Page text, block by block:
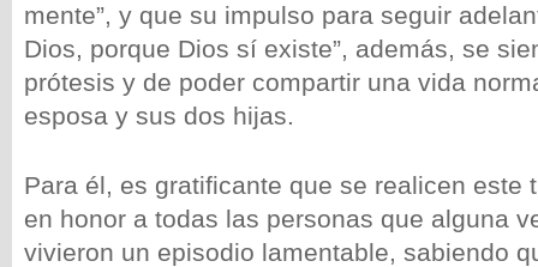
mente”, y que su impulso para seguir
Dios, porque Dios sí existe”, además, se
prótesis y de poder compartir una vida
esposa y sus dos hijas.
Para él, es gratificante que se realicen este
en honor a todas las personas que alguna
vivieron un episodio lamentable, sabiendo